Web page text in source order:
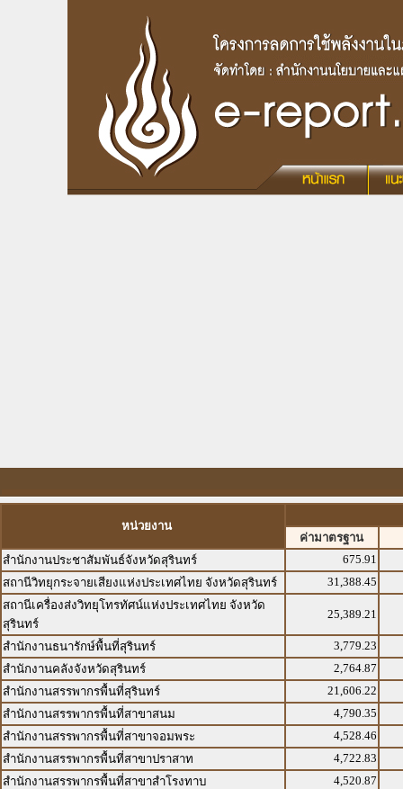
หน่วยงาน
ค่ามาตรฐาน
สำนักงานประชาสัมพันธ์จังหวัดสุรินทร์
675.91
สถานีวิทยุกระจายเสียงแห่งประเทศไทย จังหวัดสุรินทร์
31,388.45
สถานีเครื่องส่งวิทยุโทรทัศน์แห่งประเทศไทย จังหวัด
สุรินทร์
25,389.21
สำนักงานธนารักษ์พื้นที่สุรินทร์
3,779.23
สำนักงานคลังจังหวัดสุรินทร์
2,764.87
สำนักงานสรรพากรพื้นที่สุรินทร์
21,606.22
สำนักงานสรรพากรพื้นที่สาขาสนม
4,790.35
สำนักงานสรรพากรพื้นที่สาขาจอมพระ
4,528.46
สำนักงานสรรพากรพื้นที่สาขาปราสาท
4,722.83
สำนักงานสรรพากรพื้นที่สาขาสำโรงทาบ
4,520.87